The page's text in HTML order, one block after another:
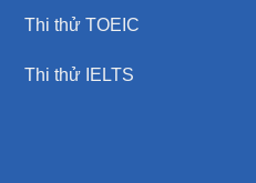
Thi thử TOEIC
Thi thử IELTS